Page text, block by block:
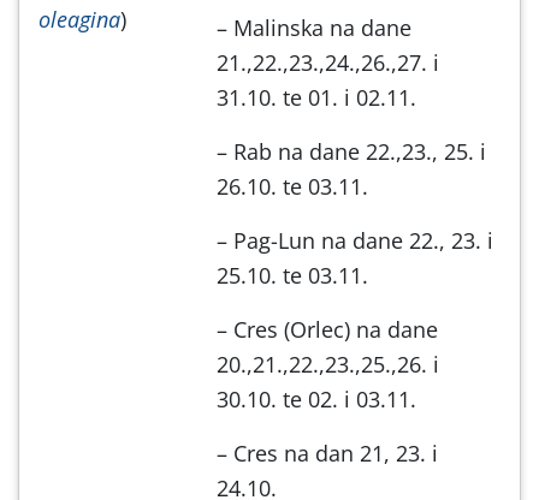
oleagina)
– Malinska na dane
21.,22.,23.,24.,26.,27. i
31.10. te 01. i 02.11.
– Rab na dane 22.,23., 25. i
26.10. te 03.11.
– Pag-Lun na dane 22., 23. i
25.10. te 03.11.
– Cres (Orlec) na dane
20.,21.,22.,23.,25.,26. i
30.10. te 02. i 03.11.
– Cres na dan 21, 23. i
24.10.